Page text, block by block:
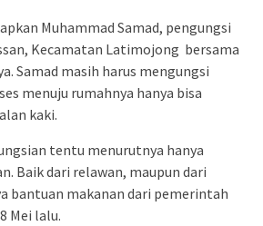
Muhammad Samad, pengungsi
Kecamatan Latimojong bersama
Samad masih harus mengungsi
menuju rumahnya hanya bisa
kaki.
tentu menurutnya hanya
Baik dari relawan, maupun dari
bantuan makanan dari pemerintah
Mei lalu.